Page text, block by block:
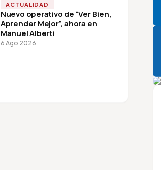
ACTUALIDAD
Nuevo operativo de “Ver Bien,
Aprender Mejor”, ahora en
Manuel Alberti
6 Ago 2026